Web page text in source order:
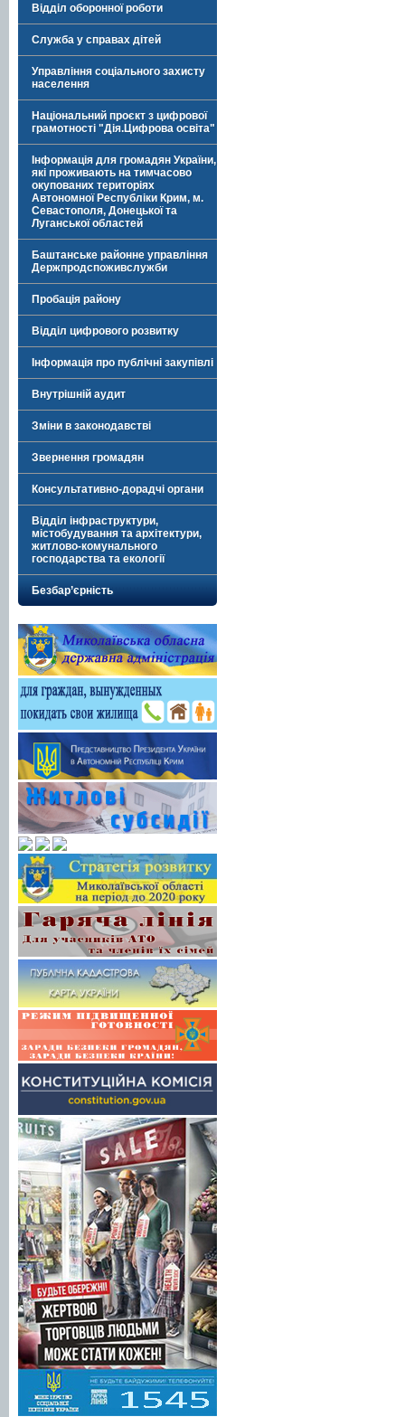
Відділ оборонної роботи
Служба у справах дітей
Управління соціального захисту
населення
Національний проєкт з цифрової
грамотності "Дія.Цифрова освіта"
Інформація для громадян України,
які проживають на тимчасово
окупованих територіях
Автономної Республіки Крим, м.
Севастополя, Донецької та
Луганської областей
Баштанське районне управління
Держпродспоживслужби
Пробація району
Відділ цифрового розвитку
Інформація про публічні закупівлі
Внутрішній аудит
Зміни в законодавстві
Звернення громадян
Консультативно-дорадчі органи
Відділ інфраструктури,
містобудування та архітектури,
житлово-комунального
господарства та екології
Безбар’єрність